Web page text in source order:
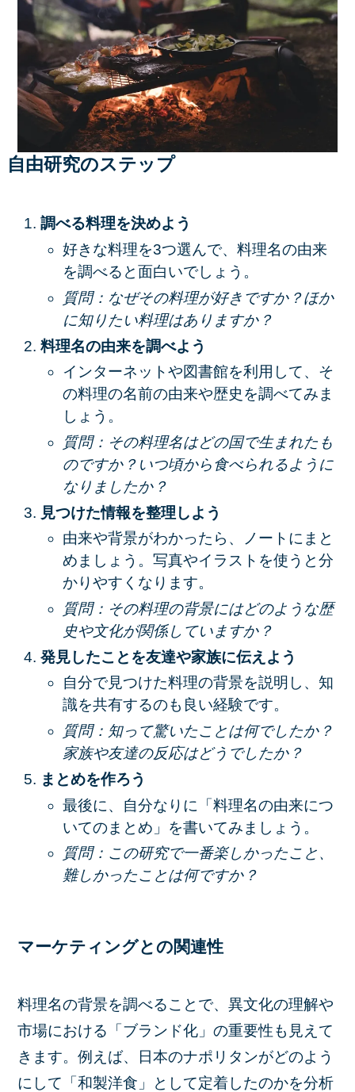
自由研究のステップ
調べる料理を決めよう
好きな料理を3つ選んで、料理名の由来
を調べると面白いでしょう。
質問：なぜその料理が好きですか？ほか
に知りたい料理はありますか？
料理名の由来を調べよう
インターネットや図書館を利用して、そ
の料理の名前の由来や歴史を調べてみま
しょう。
質問：その料理名はどの国で生まれたも
のですか？いつ頃から食べられるように
なりましたか？
見つけた情報を整理しよう
由来や背景がわかったら、ノートにまと
めましょう。写真やイラストを使うと分
かりやすくなります。
質問：その料理の背景にはどのような歴
史や文化が関係していますか？
発見したことを友達や家族に伝えよう
自分で見つけた料理の背景を説明し、知
識を共有するのも良い経験です。
質問：知って驚いたことは何でしたか？
家族や友達の反応はどうでしたか？
まとめを作ろう
最後に、自分なりに「料理名の由来につ
いてのまとめ」を書いてみましょう。
質問：この研究で一番楽しかったこと、
難しかったことは何ですか？
マーケティングとの関連性
料理名の背景を調べることで、異文化の理解や
市場における「ブランド化」の重要性も見えて
きます。例えば、日本のナポリタンがどのよう
にして「和製洋食」として定着したのかを分析